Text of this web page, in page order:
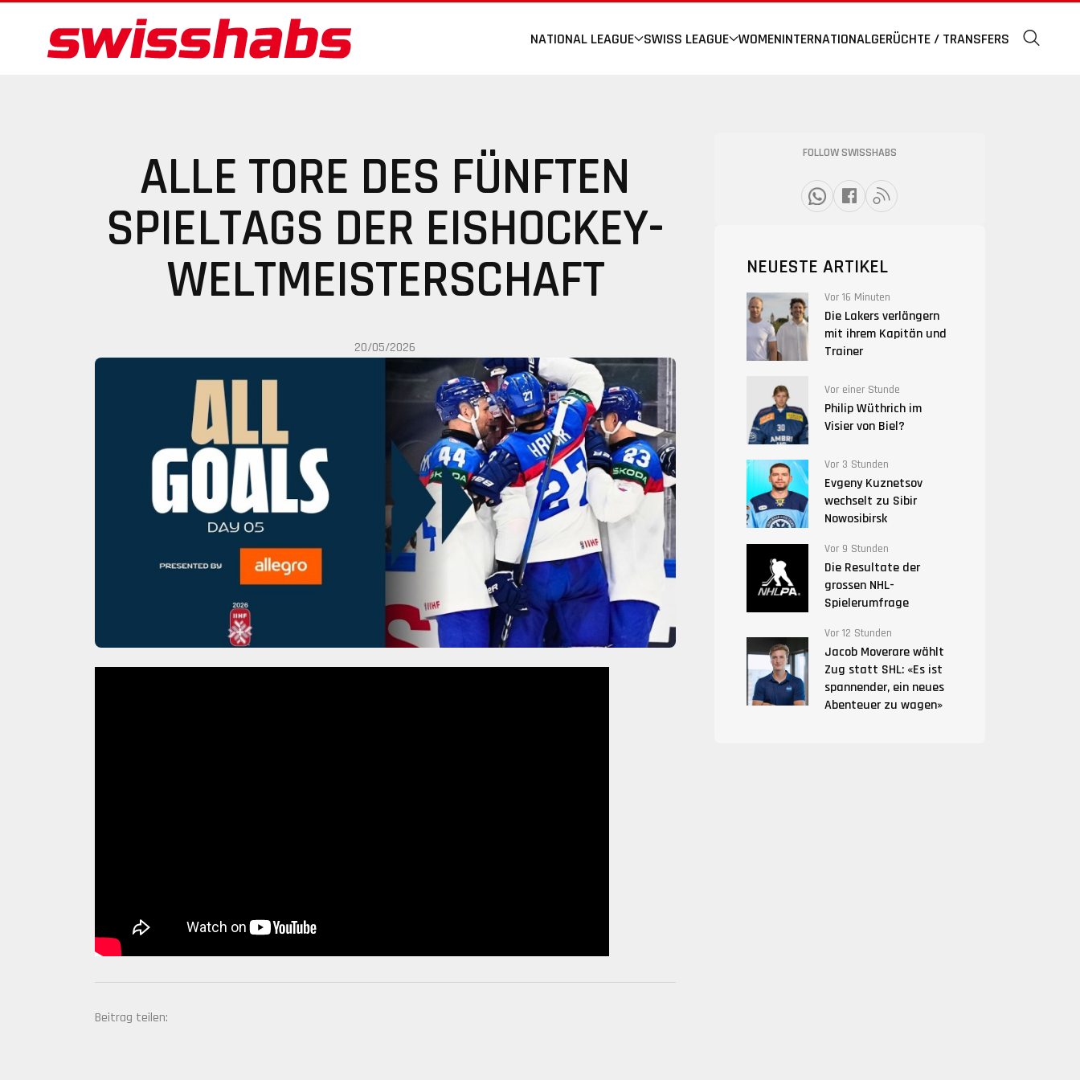
NATIONAL LEAGUE SWISS LEAGUE WOMENINTERNATIONALGERÜCHTE / TRANSFERS
ALLE TORE DES FÜNFTEN
SPIELTAGS DER EISHOCKEY-
WELTMEISTERSCHAFT
20/05/2026
Beitrag teilen:
FOLLOW SWISSHABS
NEUESTE ARTIKEL
Vor 16 Minuten
Die Lakers verlängern
mit ihrem Kapitän und
Trainer
Vor einer Stunde
Philip Wüthrich im
Visier von Biel?
Vor 3 Stunden
Evgeny Kuznetsov
wechselt zu Sibir
Nowosibirsk
Vor 9 Stunden
Die Resultate der
grossen NHL-
Spielerumfrage
Vor 12 Stunden
Jacob Moverare wählt
Zug statt SHL: «Es ist
spannender, ein neues
Abenteuer zu wagen»